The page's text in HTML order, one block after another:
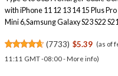
with iPhone 11 12 13 14 15 Plus
Mini 6,Samsung Galaxy S23 S22
(7733) $5.39 (as of
11:11 GMT -08:00 - More info)